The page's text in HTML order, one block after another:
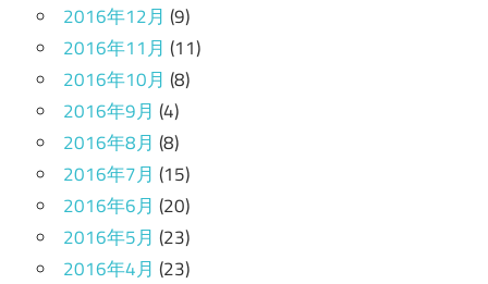
2016年12月 (9)
2016年11月 (11)
2016年10月 (8)
2016年9月 (4)
2016年8月 (8)
2016年7月 (15)
2016年6月 (20)
2016年5月 (23)
2016年4月 (23)